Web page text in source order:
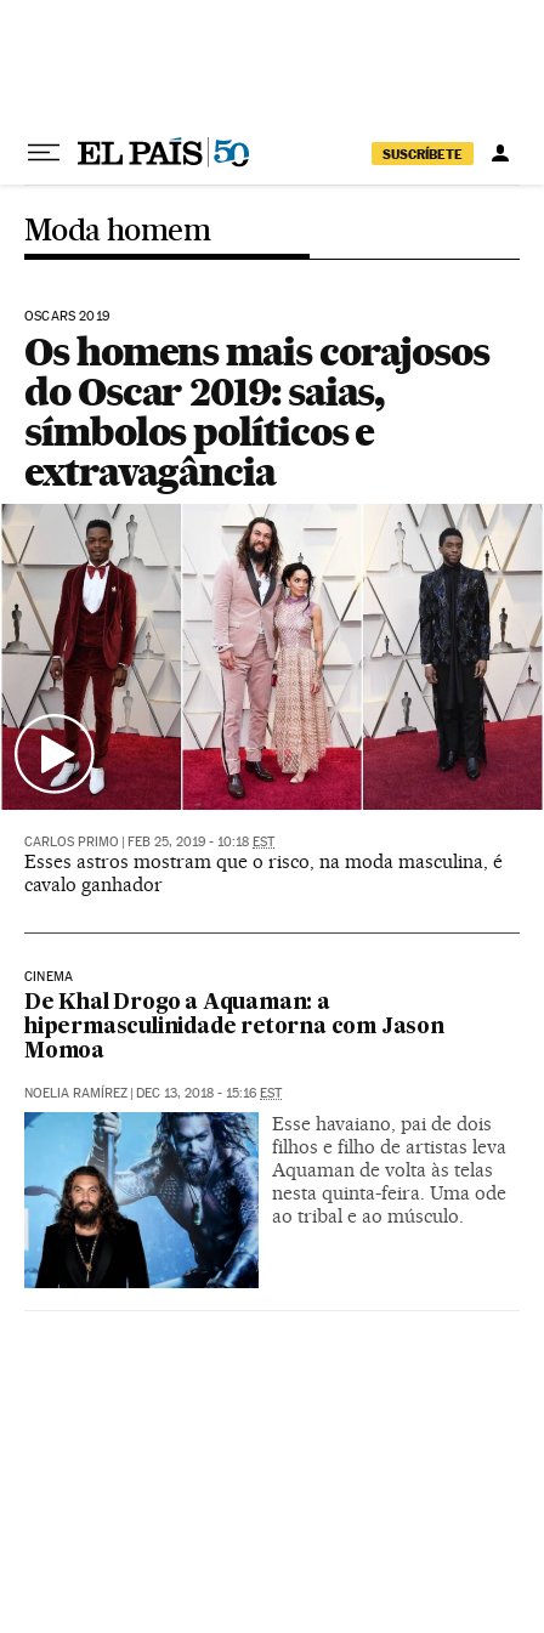
SUSCRÍBETE
Moda homem
OSCARS 2019
Os homens mais corajosos
do Oscar 2019: saias,
símbolos políticos e
extravagância
CARLOS PRIMO FEB 25, 2019 - 10:18 EST
Esses astros mostram que o risco, na moda masculina, é
cavalo ganhador
CINEMA
De Khal Drogo a Aquaman: a
hipermasculinidade retorna com Jason
Momoa
NOELIA RAMÍREZ DEC 13, 2018 - 15:16 EST
Esse havaiano, pai de dois
filhos e filho de artistas leva
Aquaman de volta às telas
nesta quinta-feira. Uma ode
ao tribal e ao músculo.